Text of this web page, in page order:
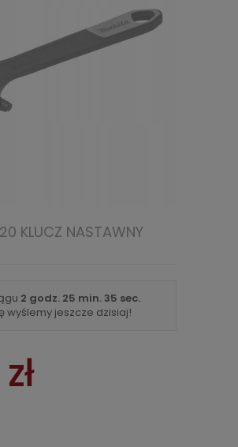
2 godz. 25 min.35 sec.
wyślemy jeszcze dzisiaj!
KLUCZ NASTAWNY